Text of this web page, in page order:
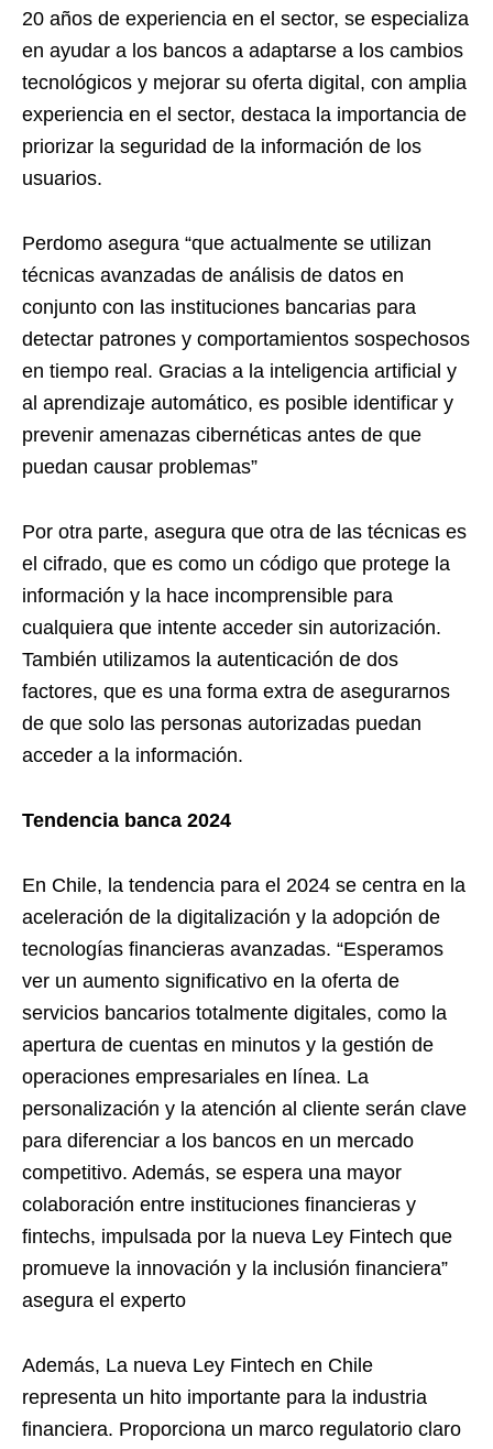
20 años de experiencia en el sector, se especializa
en ayudar a los bancos a adaptarse a los cambios
tecnológicos y mejorar su oferta digital, con amplia
experiencia en el sector, destaca la importancia de
priorizar la seguridad de la información de los
usuarios.
Perdomo asegura “que actualmente se utilizan
técnicas avanzadas de análisis de datos en
conjunto con las instituciones bancarias para
detectar patrones y comportamientos sospechosos
en tiempo real. Gracias a la inteligencia artificial y
al aprendizaje automático, es posible identificar y
prevenir amenazas cibernéticas antes de que
puedan causar problemas”
Por otra parte, asegura que otra de las técnicas es
el cifrado, que es como un código que protege la
información y la hace incomprensible para
cualquiera que intente acceder sin autorización.
También utilizamos la autenticación de dos
factores, que es una forma extra de asegurarnos
de que solo las personas autorizadas puedan
acceder a la información.
Tendencia banca 2024
En Chile, la tendencia para el 2024 se centra en la
aceleración de la digitalización y la adopción de
tecnologías financieras avanzadas. “Esperamos
ver un aumento significativo en la oferta de
servicios bancarios totalmente digitales, como la
apertura de cuentas en minutos y la gestión de
operaciones empresariales en línea. La
personalización y la atención al cliente serán clave
para diferenciar a los bancos en un mercado
competitivo. Además, se espera una mayor
colaboración entre instituciones financieras y
fintechs, impulsada por la nueva Ley Fintech que
promueve la innovación y la inclusión financiera”
asegura el experto
Además, La nueva Ley Fintech en Chile
representa un hito importante para la industria
financiera. Proporciona un marco regulatorio claro